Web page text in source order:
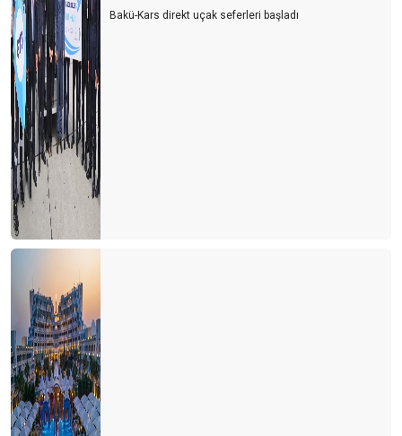
Bakü-Kars direkt uçak seferleri başladı